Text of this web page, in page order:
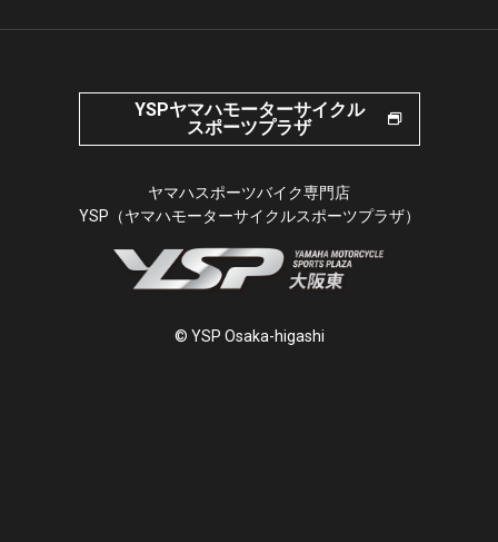
YSPヤマハモーターサイクル
スポーツプラザ
ヤマハスポーツバイク専門店
YSP（ヤマハモーターサイクルスポーツプラザ）
© YSP Osaka-higashi